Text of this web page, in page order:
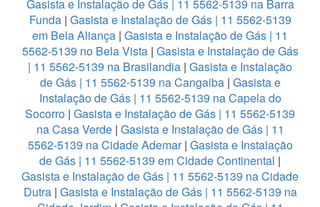
Gasista e Instalação de Gás | 11 5562-5139 na Barra
Funda | Gasista e Instalação de Gás | 11 5562-5139
em Bela Aliança | Gasista e Instalação de Gás | 11
5562-5139 no Bela Vista| Gasista e Instalação de Gás
| 11 5562-5139 na Brasilandia | Gasista e Instalação
de Gás | 11 5562-5139 na Cangaiba| Gasista e
Instalação de Gás | 11 5562-5139 na Capela do
Socorro | Gasista e Instalação de Gás | 11 5562-5139
na Casa Verde| Gasista e Instalação de Gás | 11
5562-5139 na Cidade Ademar| Gasista e Instalação
de Gás | 11 5562-5139 em Cidade Continental |
Gasista e Instalação de Gás | 11 5562-5139 na Cidade
Dutra | Gasista e Instalação de Gás | 11 5562-5139 na